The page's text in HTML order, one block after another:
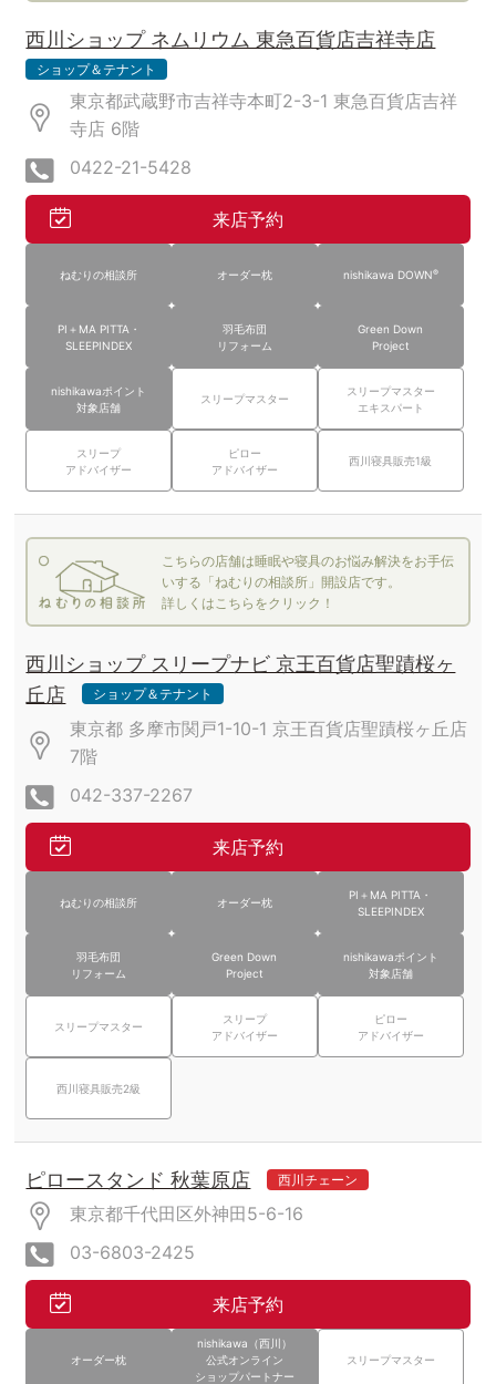
西川ショップ ネムリウム 東急百貨店吉祥寺店
ショップ＆テナント
東京都武蔵野市吉祥寺本町2-3-1 東急百貨店吉祥
寺店 6階
0422-21-5428
来店予約
ねむりの相談所 オーダー枕 nishikawa DOWN®
PI＋MA PITTA・
SLEEPINDEX
羽毛布団
リフォーム
Green Down
Project
nishikawaポイント
対象店舗
スリープマスター
スリープマスター
エキスパート
スリープ
アドバイザー
ピロー
アドバイザー
西川寝具販売1級
こちらの店舗は睡眠や寝具のお悩み解決をお手伝
いする「ねむりの相談所」開設店です。
詳しくはこちらをクリック！
西川ショップ スリープナビ 京王百貨店聖蹟桜ヶ
丘店
ショップ＆テナント
東京都 多摩市関戸1-10-1 京王百貨店聖蹟桜ヶ丘店
7階
042-337-2267
来店予約
ねむりの相談所 オーダー枕
PI＋MA PITTA・
SLEEPINDEX
羽毛布団
リフォーム
Green Down
Project
nishikawaポイント
対象店舗
スリープマスター
スリープ
アドバイザー
ピロー
アドバイザー
西川寝具販売2級
ピロースタンド 秋葉原店 西川チェーン
東京都千代田区外神田5-6-16
03-6803-2425
来店予約
オーダー枕
nishikawa（西川）
公式オンライン
ショップパートナー
スリープマスター